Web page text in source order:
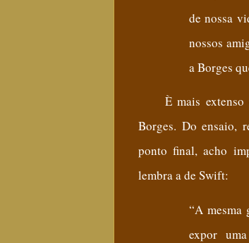
de nossa
nossos
a Borges
È mais
Borges. Do ensaio,
ponto final, acho
lembra a de Swift:
“A mesma
expor